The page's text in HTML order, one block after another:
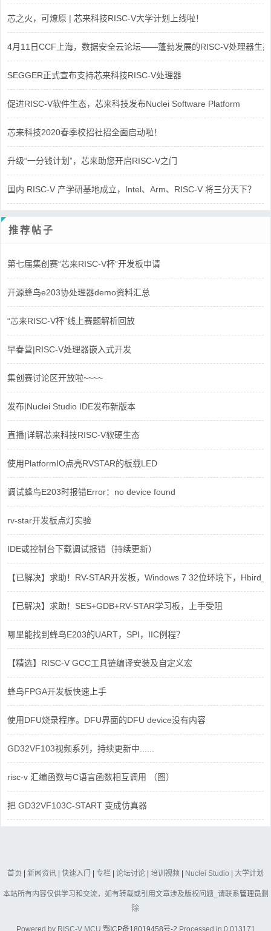
芯之火，可燎原 | 芯来科技RISC-V大学计划上线啦！
4月11日CCF上海，数据安全云论坛——蓬勃发展的RISC-V处理器生态
SEGGER正式宣布支持芯来科技RISC-V处理器
促进RISC-V软件生态，芯来科技发布Nuclei Software Platform
芯来科技2020春季校招社招全面启动啦！
升级“一分钱计划”，芯来助您开启RISC-V之门
国内 RISC-V 产学研基地成立，Intel、Arm、RISC-V 将三分天下？
推荐帖子
第七届集创赛“芯来RISC-V杯”开发板申请
开源蜂鸟e203协处理器demo资料汇总
“芯来RISC-V杯”线上赛题解析回放
早春营|RISC-V处理器嵌入式开发
集创赛讨论区开放啦~~~~
发布|Nuclei Studio IDE发布新版本
直播|详解芯来科技RISC-V软硬生态
使用PlatformIO点亮RVSTAR的板载LED
调试蜂鸟E203时报错Error：no device found
rv-star开发板点灯实验
IDE或控制台下载调试报错（持续更新）
【已解决】求助！RV-STAR开发板，Windows 7 32位环境下，
【已解决】求助！SES+GDB+RV-STAR学习板，上手受阻
哪里能找到蜂鸟E203的UART，SPI，IIC例程？
【精选】RISC-V GCC工具链编译安装及自定义宏
蜂鸟FPGA开发板快速上手
使用DFU烧录程序。DFU界面的DFU device没有内容
GD32VF103视频系列，持续更新中......
risc-v 汇编函数与C语言函数相互调用 （图）
把 GD32VF103C-START 变成仿真器
首页 | 新闻资讯 | 快速入门 | 专栏 | 论坛讨论 | 培训视频 | Nuclei Studio | 大学计划
本站所有内容仅供学习和交流，如有转载或引用文章涉及版权问题_请联系管理员删
除
Powered by RISC-V MCU 鄂ICP备18019458号-2 Processed in 0.013171